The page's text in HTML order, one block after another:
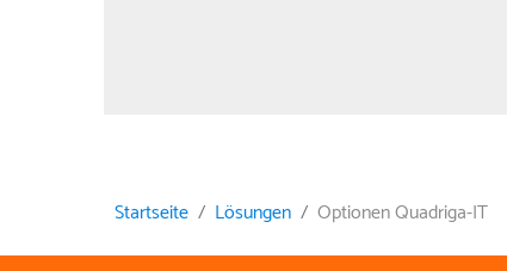
Startseite Lösungen Optionen Quadriga-IT